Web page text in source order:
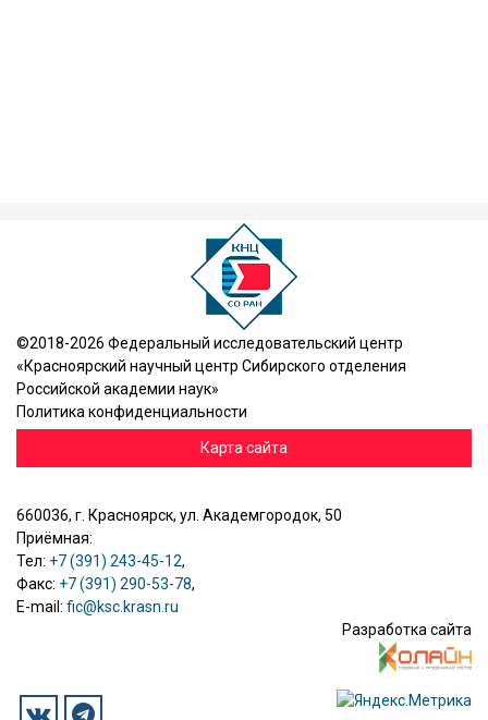
©2018-2026 Федеральный исследовательский центр
«Красноярский научный центр Сибирского отделения
Российской академии наук»
Политика конфиденциальности
Карта сайта
660036, г. Красноярск, ул. Академгородок, 50
Приёмная:
Тел: +7 (391) 243-45-12,
Факс: +7 (391) 290-53-78,
E-mail: fic@ksc.krasn.ru
Разработка сайта